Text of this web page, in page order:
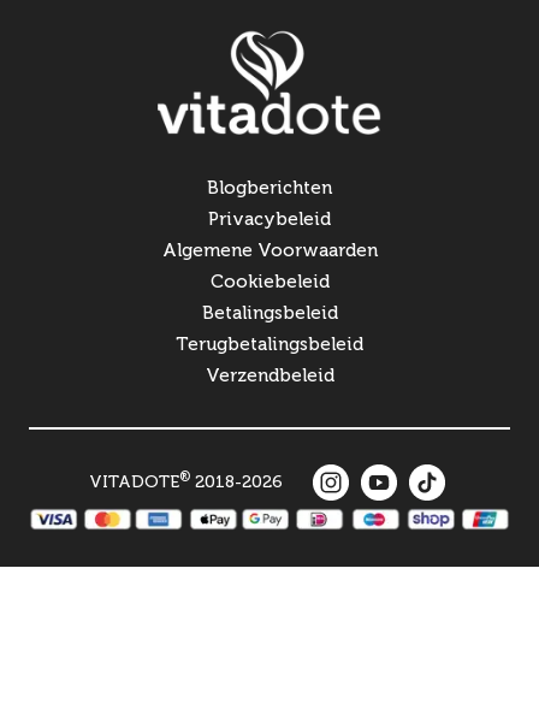
Blogberichten
Privacybeleid
Algemene Voorwaarden
Cookiebeleid
Betalingsbeleid
Terugbetalingsbeleid
Verzendbeleid
VITADOTE®2018-2026